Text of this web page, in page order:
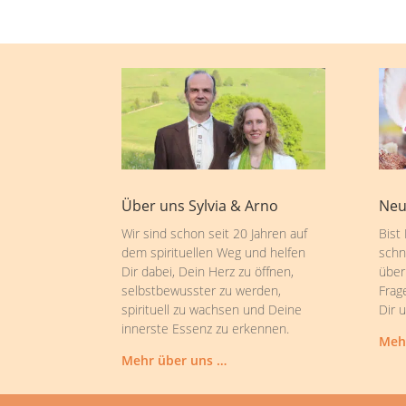
Über uns Sylvia & Arno
Wir sind schon seit 20 Jahren auf
dem spirituellen Weg und helfen
Dir dabei, Dein Herz zu öffnen,
selbstbewusster zu werden,
spirituell zu wachsen und Deine
innerste Essenz zu erkennen.
Mehr über uns …
Bist
Dir